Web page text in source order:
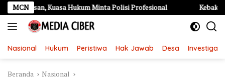
Langsung
ke
konten
MCN
Kuasa Hukum Minta Polisi Profesional Kebakaran Hebat di
Nasional Hukum Peristiwa Hak Jawab Desa Investigasi
Beranda Nasional